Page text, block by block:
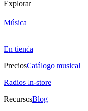
Explorar
Música
En tienda
PreciosCatálogo musical
Radios In-store
RecursosBlog